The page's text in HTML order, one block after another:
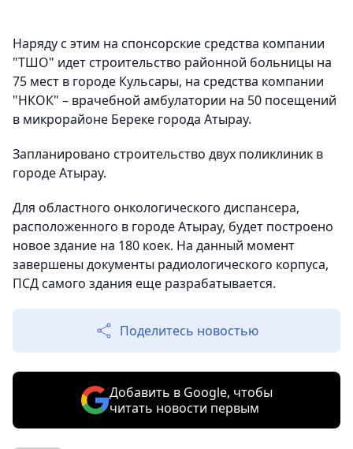
Наряду с этим на спонсорские средства компании
"ТШО" идет строительство районной больницы на
75 мест в городе Кульсары, на средства компании
"НКОК" – врачебной амбулатории на 50 посещений
в микрорайоне Береке города Атырау.
Запланировано строительство двух поликлиник в
городе Атырау.
Для областного онкологического диспансера,
расположенного в городе Атырау, будет построено
новое здание на 180 коек. На данный момент
завершены документы радиологического корпуса,
ПСД самого здания еще разрабатывается.
Поделитесь новостью
Добавить в Google, чтобы
читать новости первым